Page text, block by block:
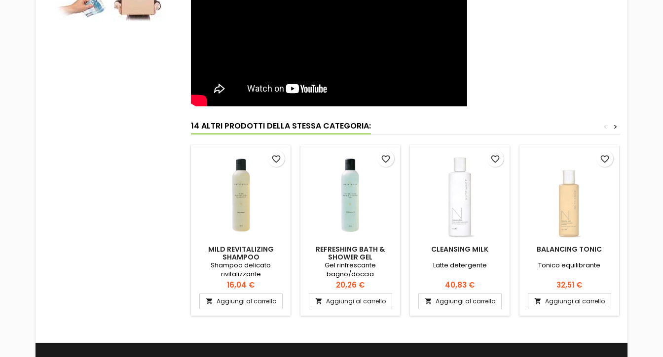
14 ALTRI PRODOTTI DELLA STESSA CATEGORIA: >
<
MILD REVITALIZING
SHAMPOO
Shampoo delicato
rivitalizzante
Prezzo
16,04 €
 Aggiungi al carrello
favorite_border
REFRESHING BATH &
SHOWER GEL
Gel rinfrescante
bagno/doccia
Prezzo
20,26 €
 Aggiungi al carrello
favorite_border
CLEANSING MILK
Latte detergente
Prezzo
40,83 €
 Aggiungi al carrello
favorite_border
BALANCING TONIC
Tonico equilibrante
Prezzo
32,51 €
 Aggiungi al carrello
favorite_border